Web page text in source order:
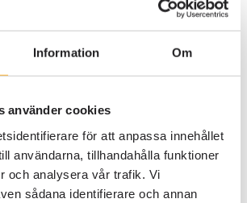
Information Om
använder cookies
för att anpassa innehållet
användarna, tillhandahålla funktioner
och analysera vår trafik. Vi
sådana identifierare och annan
customers say
case